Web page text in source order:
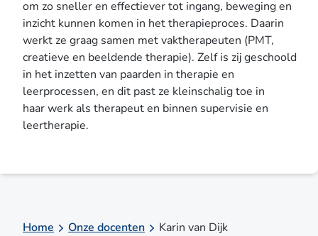
om zo sneller en effectiever tot ingang, beweging en
inzicht kunnen komen in het therapieproces. Daarin
werkt ze graag samen met vaktherapeuten (PMT,
creatieve en beeldende therapie). Zelf is zij geschoold
in het inzetten van paarden in therapie en
leerprocessen, en dit past ze kleinschalig toe in
haar werk als therapeut en binnen supervisie en
leertherapie.
Home Onze docenten Karin van Dijk